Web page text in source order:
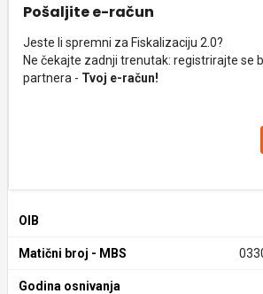
Pošaljite e-račun
Jeste li spremni za Fiskalizaciju 2.0?
Ne čekajte zadnji trenutak: registrirajte se
partnera - Tvoj e-račun!
OIB
Matični broj - MBS
Godina osnivanja